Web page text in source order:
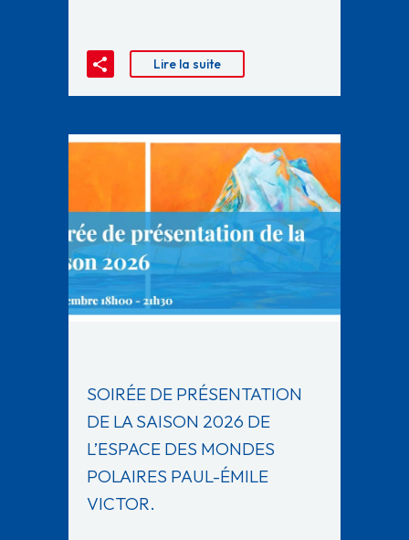
Lire la suite
SOIRÉE DE PRÉSENTATION
DE LA SAISON 2026 DE
L’ESPACE DES MONDES
POLAIRES PAUL-ÉMILE
VICTOR.